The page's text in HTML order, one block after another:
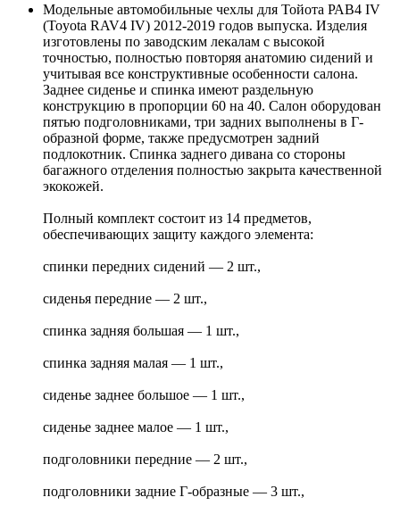
Модельные автомобильные чехлы для Тойота РАВ4 IV
(Toyota RAV4 IV) 2012-2019 годов выпуска. Изделия
изготовлены по заводским лекалам с высокой
точностью, полностью повторяя анатомию сидений и
учитывая все конструктивные особенности салона.
Заднее сиденье и спинка имеют раздельную
конструкцию в пропорции 60 на 40. Салон оборудован
пятью подголовниками, три задних выполнены в Г-
образной форме, также предусмотрен задний
подлокотник. Спинка заднего дивана со стороны
багажного отделения полностью закрыта качественной
экокожей.
Полный комплект состоит из 14 предметов,
обеспечивающих защиту каждого элемента:
спинки передних сидений — 2 шт.,
сиденья передние — 2 шт.,
спинка задняя большая — 1 шт.,
спинка задняя малая — 1 шт.,
сиденье заднее большое — 1 шт.,
сиденье заднее малое — 1 шт.,
подголовники передние — 2 шт.,
подголовники задние Г-образные — 3 шт.,